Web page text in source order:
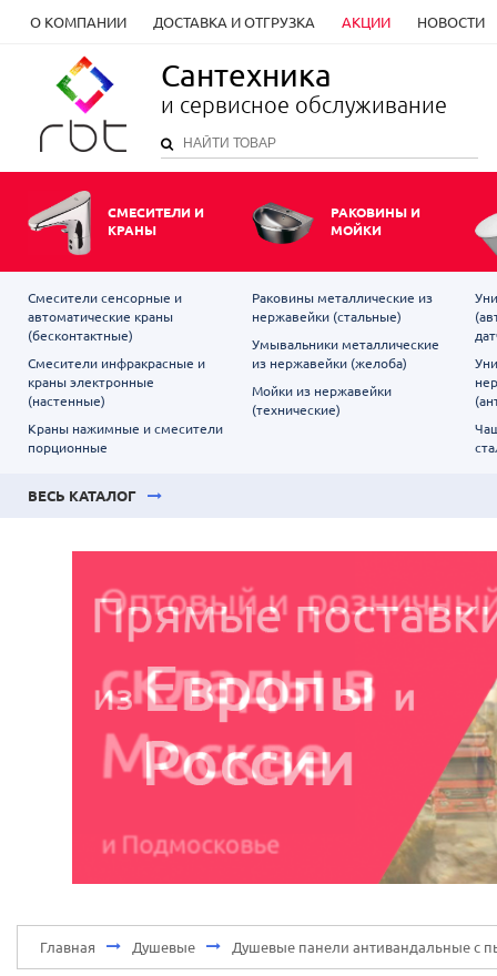
О КОМПАНИИ ДОСТАВКА И ОТГРУЗКА АКЦИИ НОВОСТИ
Сантехника
и сервисное обслуживание
СМЕСИТЕЛИ И
КРАНЫ
РАКОВИНЫ И
МОЙКИ
Смесители сенсорные и
автоматические краны
(бесконтактные)
Смесители инфракрасные и
краны электронные
(настенные)
Краны нажимные и смесители
порционные
Раковины металлические из
нержавейки (стальные)
Умывальники металлические
из нержавейки (желоба)
Мойки из нержавейки
(технические)
ВЕСЬ КАТАЛОГ
Главная Душевые Душевые панели антивандальные с